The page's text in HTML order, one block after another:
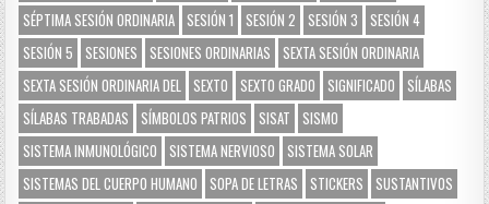
SÉPTIMA SESIÓN ORDINARIA SESIÓN 1 SESIÓN 2 SESIÓN 3
SESIÓN 4
SESIÓN 5
SESIONES SESIONES ORDINARIAS
SEXTA SESIÓN ORDINARIA
SEXTA SESIÓN ORDINARIA DEL SEXTO SEXTO GRADO SIGNIFICADO
SÍLABAS
SÍLABAS TRABADAS
SÍMBOLOS PATRIOS SISAT
SISMO
SISTEMA INMUNOLÓGICO
SISTEMA NERVIOSO
SISTEMA SOLAR
SISTEMAS DEL CUERPO HUMANO
SOPA DE LETRAS STICKERS
SUSTANTIVOS